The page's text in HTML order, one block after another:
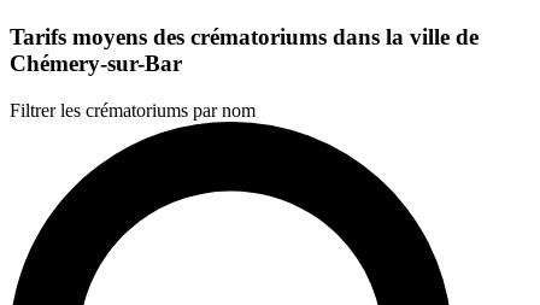
Tarifs moyens des crématoriums dans la ville de
Chémery-sur-Bar
Filtrer les crématoriums par nom